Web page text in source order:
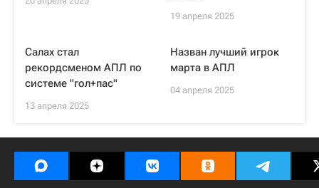
19 апреля 2025
Салах стал
рекордсменом АПЛ по
системе "гол+пас"
13 апреля 2025
Назван лучший игрок
марта в АПЛ
04 апреля 2025